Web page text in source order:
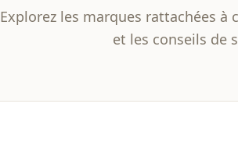
Explorez les marques rattachées
et les conseils de